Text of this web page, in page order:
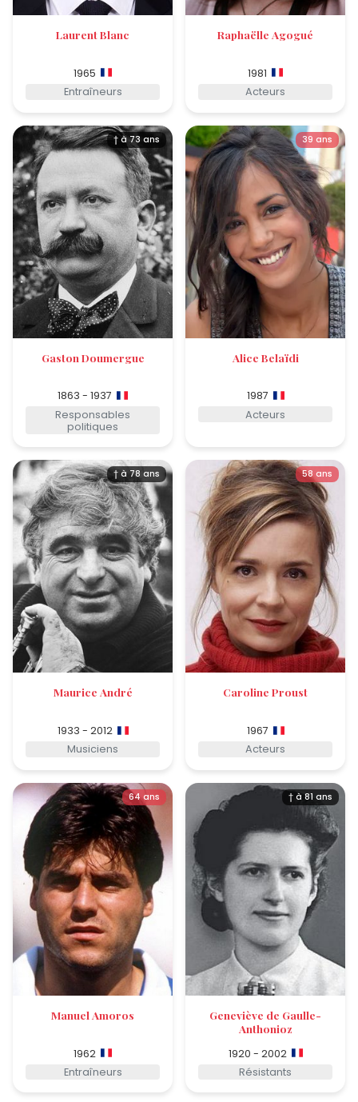
Laurent Blanc
1965
Entraîneurs
Raphaëlle Agogué
1981
Acteurs
† à 73 ans
Gaston Doumergue
1863 - 1937
Responsables
politiques
39 ans
Alice Belaïdi
1987
Acteurs
† à 78 ans
Maurice André
1933 - 2012
Musiciens
58 ans
Caroline Proust
1967
Acteurs
64 ans
Manuel Amoros
1962
Entraîneurs
† à 81 ans
Geneviève de Gaulle-
Anthonioz
1920 - 2002
Résistants